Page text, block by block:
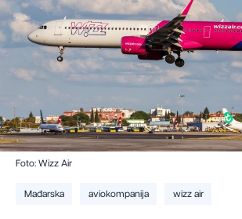
Foto: Wizz Air
Mađarska aviokompanija wizz air